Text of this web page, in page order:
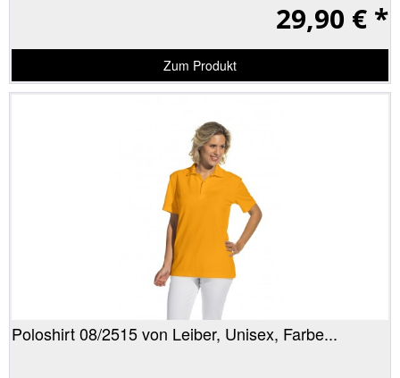
29,90 € *
Zum Produkt
Poloshirt 08/2515 von Leiber, Unisex, Farbe...